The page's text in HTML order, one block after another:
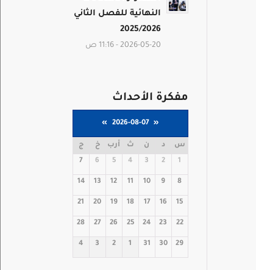
النهائية للفصل الثاني
2025/2026
2026-05-20 - 11:16 ص
مفكرة الأحداث
«
2026-08-07
»
س د ن ث أرب خ
ج
1
2
3
4
5
6
7
8
9
10
11
12
13
14
15
16
17
18
19
20
21
22
23
24
25
26
27
28
29
30
31
1
2
3
4